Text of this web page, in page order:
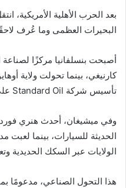
بعد الحرب الأهلية الأمريكية،
البحيرات العظمى وما عُرف
أصبحت بنسلفانيا مركزًا
كارنيغي، بينما تحولت ولاية
تأسيس شركة Standard Oil على يد جون دي روكفلر.
وفي ميشيغان، أحدث هنري فورد
الحديثة للسيارات، بينما لعبت
الولايات عبر السكك الحديدية
هذا التحول الصناعي، مدعومًا